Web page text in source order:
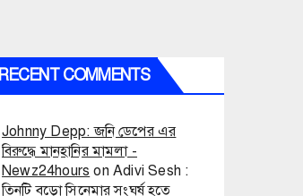
RECENT COMMENTS
Johnny Depp: জনি ডেপের এর
বিরুদ্ধে মানহানির মামলা -
Newz24hours onAdivi Sesh :
তিনটি বড়ো সিনেমার সংঘর্ষ হতে